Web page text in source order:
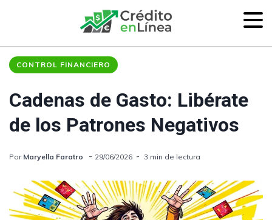
CONTROL FINANCIERO
Cadenas de Gasto: Libérate
de los Patrones Negativos
Por Maryella Faratro 29/06/2026 3 min de lectura